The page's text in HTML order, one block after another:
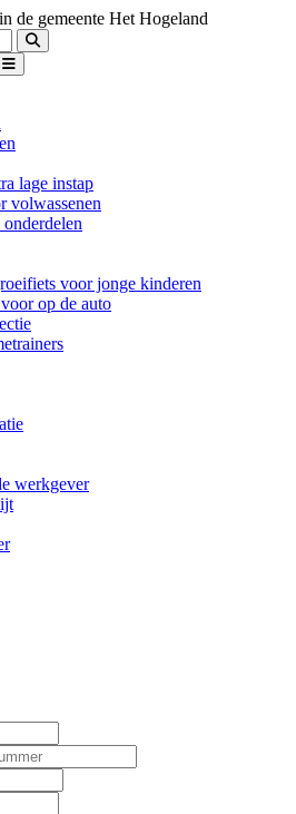
de gemeente Het Hogeland
lage instap
volwassenen
onderdelen
voor jonge kinderen
op de auto
werkgever